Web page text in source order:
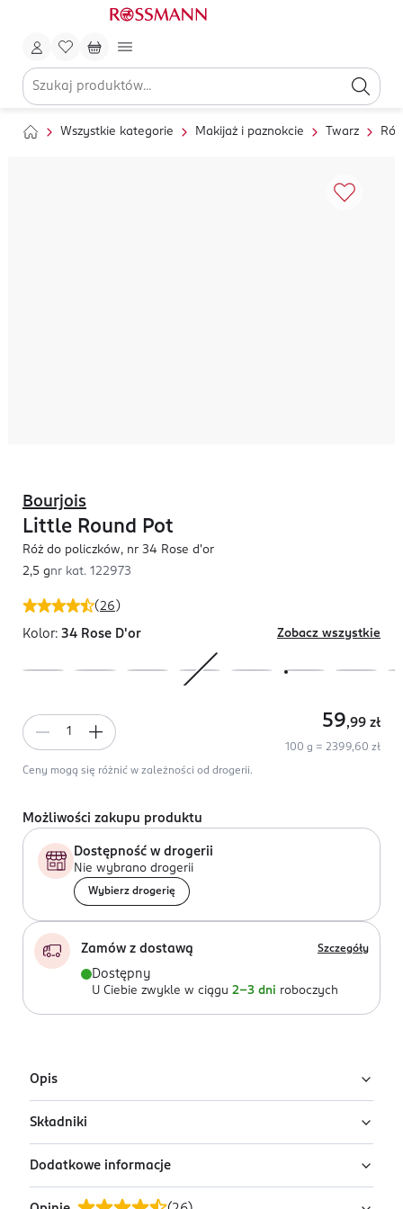
Wszystkie kategorie Makijaż i paznokcie Twarz
(26 )
Bourjois
Little Round Pot
Róż do policzków, nr 34 Rose d'or
2,5 gnr kat. 122973
Kolor: 34 Rose D'or Zobacz wszystkie
59,99 zł
100 g = 2399,60 zł
Ceny mogą się różnić w zależności od drogerii.
Możliwości zakupu produktu
Dostępność w drogerii
Nie wybrano drogerii
Wybierz drogerię
Zamów z dostawą Szczegóły
Dostępny
U Ciebie zwykle w ciągu 2-3 dni roboczych
Opis
Dodaj życiu rumieńców! Sięgnij po kultowy róż Bourjois,
który zapewnia promienne, różane policzki przez cały
dzień.
Dzięki unikalnej technologii wypiekania oraz
Składniki
Synthetic Fluorphlogopite, Talc, Hectorite, Zea Mays
(Corn) Starch, Parfum/Fragrance, Pentylene Glycol,
Dodatkowe informacje